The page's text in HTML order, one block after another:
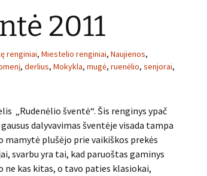
2011
renginiai, Miestelio renginiai, Naujienos,
, derlius, Mokykla, mugė, ruenėlio, senjorai,
„Rudenėlio šventė“. Šis renginys ypač
dalyvavimas šventėje visada tampa
mamytė plušėjo prie vaikiškos prekės
svarbu yra tai, kad paruoštas gaminys
kas kitas, o tavo paties klasiokai,